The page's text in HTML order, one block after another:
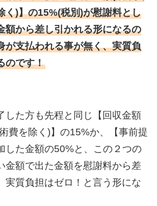
く)】の15%(税別)が慰謝料とし
額から差し引かれる形になるの
が支払われる事が無く、実質負
のです！
した方も先程と同じ【回収金額
費を除く)】の15%か、【事前提
した金額の50%と、この２つの
金額で出た金額を慰謝料から差
実質負担はゼロ！と言う形にな